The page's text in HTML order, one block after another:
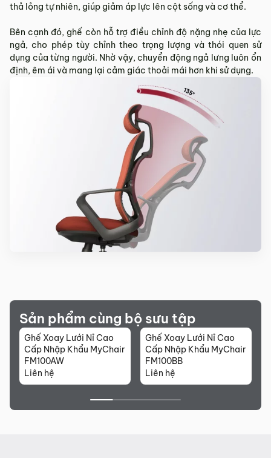
thả lỏng tự nhiên, giúp giảm áp lực lên cột sống và cơ thể.
Bên cạnh đó, ghế còn hỗ trợ điều chỉnh độ nặng nhẹ của lực
ngả, cho phép tùy chỉnh theo trọng lượng và thói quen sử
dụng của từng người. Nhờ vậy, chuyển động ngả lưng luôn ổn
định, êm ái và mang lại cảm giác thoải mái hơn khi sử dụng.
Sản phẩm cùng bộ sưu tập
Ghế Xoay Lưới Nỉ Cao
Cấp Nhập Khẩu MyChair
FM100AW
Liên hệ
Ghế Xoay Lưới Nỉ Cao
Cấp Nhập Khẩu MyChair
FM100BB
Liên hệ